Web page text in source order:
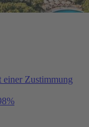
einer Zustimmung